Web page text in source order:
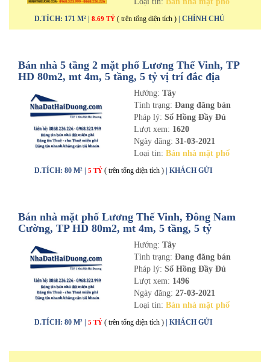
D.TÍCH: 171 M² | 8.69 TỶ ( trên tổng diện tích ) | CHÍNH CHỦ
Bán nhà 5 tầng 2 mặt phố Lương Thế Vinh, TP
HD 80m2, mt 4m, 5 tầng, 5 tỷ vị trí đắc địa
Hướng: Tây
Tình trạng: Đang đăng bán
Pháp lý: Sổ Hồng Đầy Đủ
Lượt xem: 1620
Ngày đăng: 31-03-2021
Loại tin: Bán nhà mặt phố
D.TÍCH: 80 M² | 5 TỶ ( trên tổng diện tích ) | KHÁCH GỬI
Bán nhà mặt phố Lương Thế Vinh, Đông Nam
Cường, TP HD 80m2, mt 4m, 5 tầng, 5 tỷ
Hướng: Tây
Tình trạng: Đang đăng bán
Pháp lý: Sổ Hồng Đầy Đủ
Lượt xem: 1496
Ngày đăng: 27-03-2021
Loại tin: Bán nhà mặt phố
D.TÍCH: 80 M² | 5 TỶ ( trên tổng diện tích ) | KHÁCH GỬI